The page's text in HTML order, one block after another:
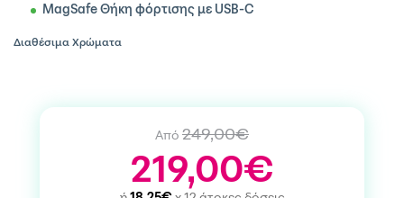
MagSafe Θήκη φόρτισης με USB-C
Διαθέσιμα Χρώματα
Από 249,00€
219,00€